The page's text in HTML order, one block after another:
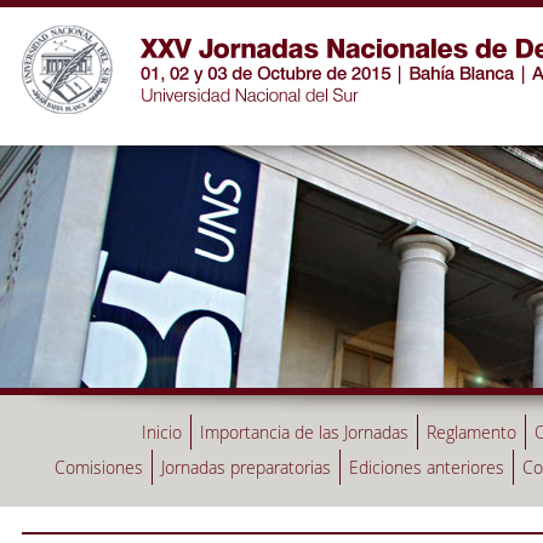
Inicio Importancia de las Jornadas Reglamento
Comisiones
Jornadas preparatorias Ediciones anteriores